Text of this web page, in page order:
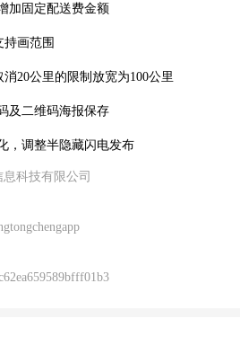
加固定配送费金额
持画范围
20公里的限制放宽为100公里
及二维码海报保存
，调整半隐藏闪电发布
科技有限公司